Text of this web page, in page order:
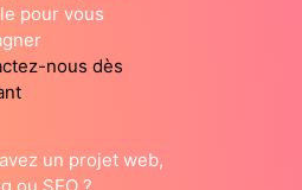
pour vous
nous dès
un projet web,